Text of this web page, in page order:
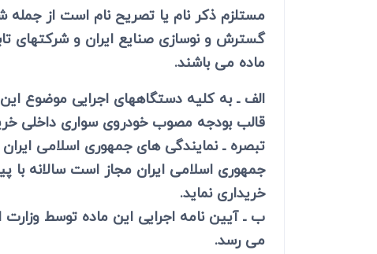
ابطال سند رسمی،
مستلزم ذکر نام یا تصریح نام است از جمله
گسترش و نوسازی صنایع ایران و شرکتهای
ماده می باشند.
الف ـ به کلیه دستگاههای اجرایی موضوع
قالب بودجه مصوب خودروی سواری داخلی
تبصره ـ نمایندگی های جمهوری اسلامی
جمهوری اسلامی ایران مجاز است سالانه
خریداری نماید.
ب ـ آیین نامه اجرایی این ماده توسط
می رسد.